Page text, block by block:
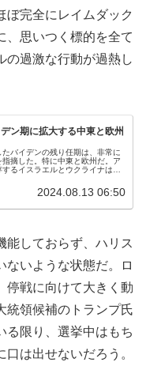
ぼ完全にレイムダック
、思いつく標的を全て
の過激な行動が過熱し
ン期に拡大する中東と欧州
バイデンの残り任期は、非常に
摘した。特に中東と欧州だ。ア
るイスラエルとウクライナは、
ス氏のどち...2024.08.13 06:50
能しておらず、ハリス
ないような状態だ。ロ
停戦に向けて大きく動
統領候補のトランプ氏
る限り、選挙中はもち
は出せないだろう。